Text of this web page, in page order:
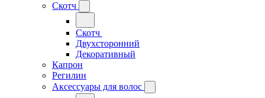
Скотч
Скотч
Двухсторонний
Декоративный
Капрон
Регилин
Аксессуары для волос